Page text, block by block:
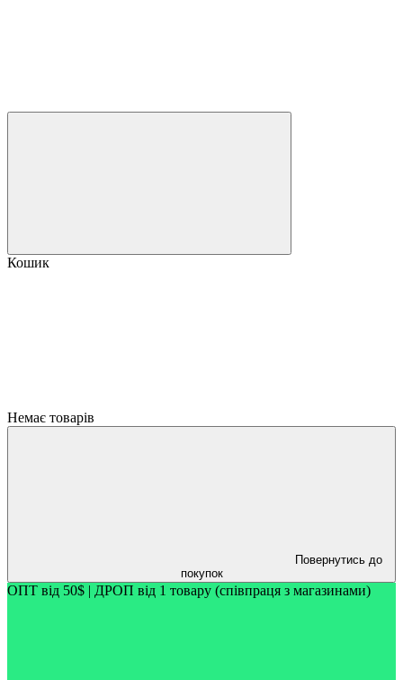
Кошик
Немає товарів
Повернутись до
покупок
ОПТ від 50$ | ДРОП від 1 товару (співпраця з магазинами)